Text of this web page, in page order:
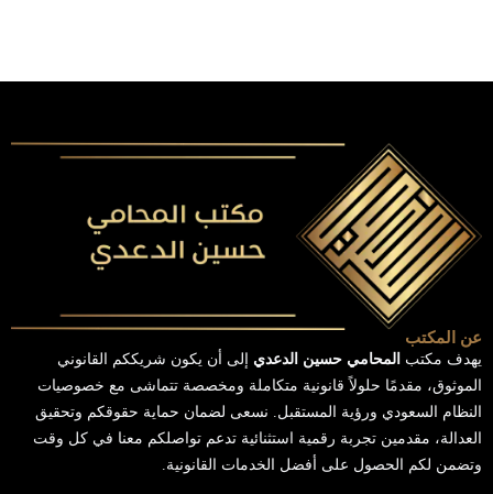
عن المكتب
يهدف مكتب المحامي حسين الدعدي إلى أن يكون شريككم القانوني
الموثوق، مقدمًا حلولاً قانونية متكاملة ومخصصة تتماشى مع خصوصيات
النظام السعودي ورؤية المستقبل. نسعى لضمان حماية حقوقكم وتحقيق
العدالة، مقدمين تجربة رقمية استثنائية تدعم تواصلكم معنا في كل وقت
وتضمن لكم الحصول على أفضل الخدمات القانونية.